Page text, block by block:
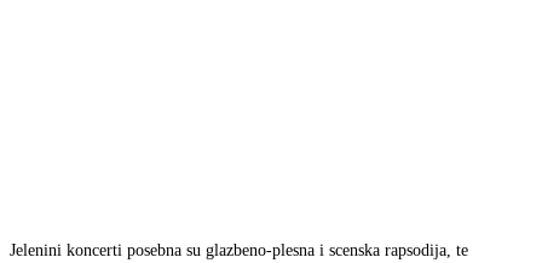
Jelenini koncerti posebna su glazbeno-plesna i scenska rapsodija, te